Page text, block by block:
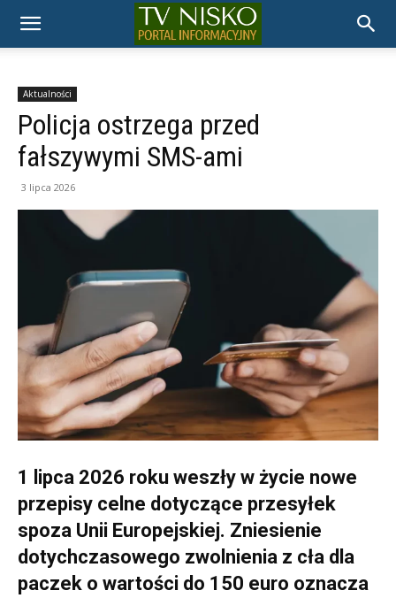
TELEWIZJA
NISKO
Aktualności
Policja ostrzega przed
fałszywymi SMS-ami
3 lipca 2026
1 lipca 2026 roku weszły w życie nowe
przepisy celne dotyczące przesyłek
spoza Unii Europejskiej. Zniesienie
dotychczasowego zwolnienia z cła dla
paczek o wartości do 150 euro oznacza